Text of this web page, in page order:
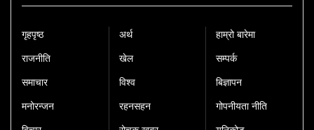
गृहपृष्‍ठ
राजनीति
समाचार
मनोरन्जन
अर्थ
खेल
विश्व
रहनसहन
हाम्रो बारेमा
सम्पर्क
बिज्ञापन
गोपनीयता नीति